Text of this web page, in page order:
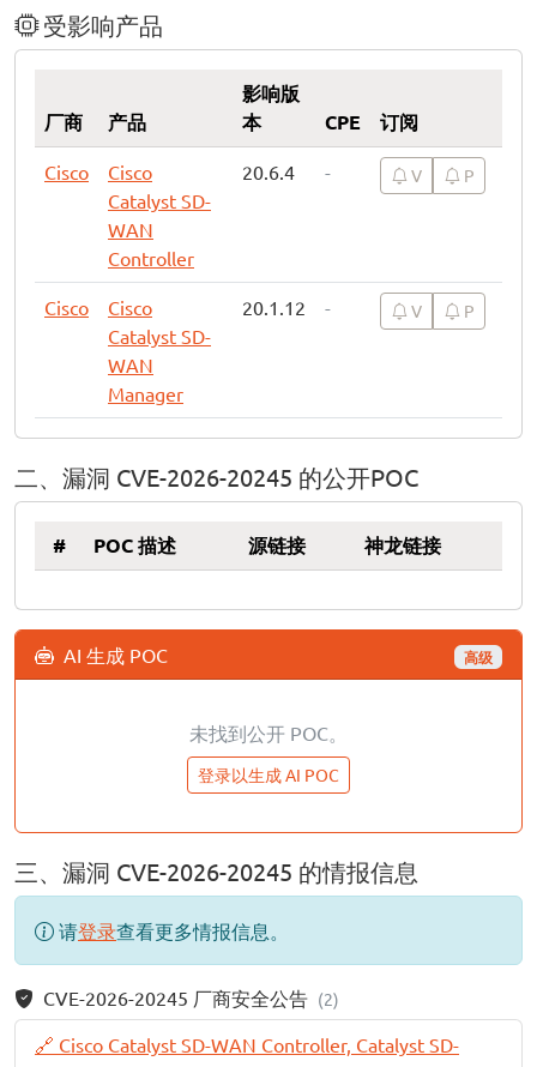
受影响产品
厂商 产品
影响版
本
CPE 订阅
Cisco
Cisco
Catalyst SD-
WAN
Controller
20.6.4 - V P
Cisco
Cisco
Catalyst SD-
WAN
Manager
20.1.12 - V P
二、漏洞 CVE-2026-20245 的公开POC
# POC 描述 源链接 神龙链接
AI 生成 POC 高级
未找到公开 POC。
登录以生成 AI POC
三、漏洞 CVE-2026-20245 的情报信息
请登录查看更多情报信息。
CVE-2026-20245 厂商安全公告 (2)
🔗 Cisco Catalyst SD-WAN Controller, Catalyst SD-